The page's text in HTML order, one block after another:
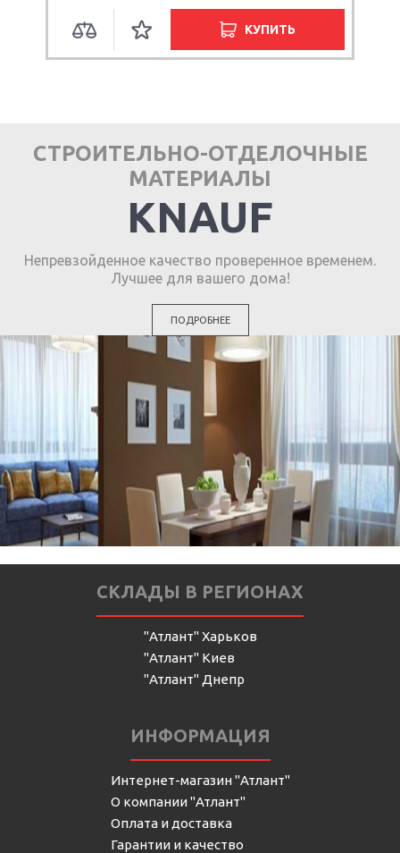
КУПИТЬ
СТРОИТЕЛЬНО-ОТДЕЛОЧНЫЕ
МАТЕРИАЛЫ
KNAUF
Непревзойденное качество проверенное временем.
Лучшее для вашего дома!
ПОДРОБНЕЕ
СКЛАДЫ В РЕГИОНАХ
"Атлант" Харьков
"Атлант" Киев
"Атлант" Днепр
ИНФОРМАЦИЯ
Интернет-магазин "Атлант"
О компании "Атлант"
Оплата и доставка
Гарантии и качество